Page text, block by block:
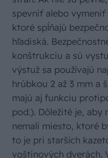
spevniť alebo vymeniť
ktoré spĺňajú
hľadiská.
konštrukciu a sú
výstuž sa používajú
hrúbkou 2 až 3 mm a
majú aj funkciu
pod.). Dôležité je, aby
nemali miesto, ktoré
to je pri starších
voštinových dverách.